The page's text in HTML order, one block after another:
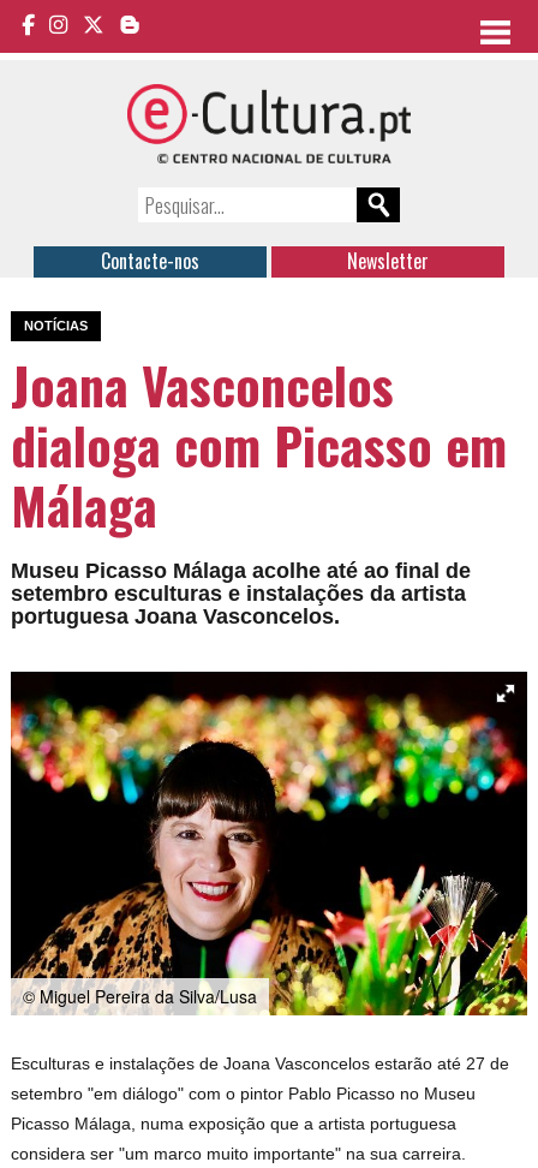
Contacte-nos Newsletter
NOTÍCIAS
Joana Vasconcelos
dialoga com Picasso em
Málaga
Museu Picasso Málaga acolhe até ao final de
setembro esculturas e instalações da artista
portuguesa Joana Vasconcelos.
© Miguel Pereira da Silva/Lusa
Esculturas e instalações deJoana Vasconcelos estarão até 27 de
setembro "em diálogo" com o pintor Pablo Picasso no Museu
Picasso Málaga, numa exposição que a artista portuguesa
considera ser "um marco muito importante" na sua carreira.